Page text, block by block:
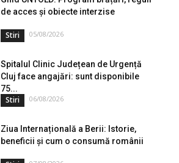
de acces și obiecte interzise
Stiri 05/08/2026
Spitalul Clinic Județean de Urgență
Cluj face angajări: sunt disponibile
75...
Stiri 06/08/2026
Ziua Internațională a Berii: Istorie,
beneficii și cum o consumă românii